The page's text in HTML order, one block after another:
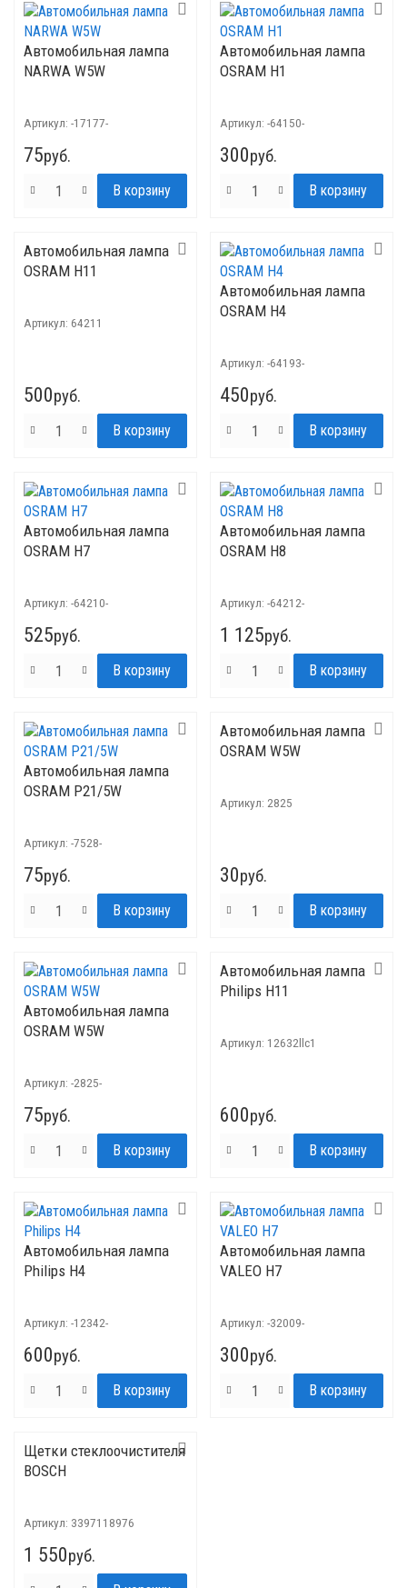
Автомобильная лампа
NARWA W5W
Артикул: -17177-
75руб.
Автомобильная лампа
OSRAM H1
Артикул: -64150-
300руб.
Автомобильная лампа
OSRAM H11
Артикул: 64211
500руб.
Автомобильная лампа
OSRAM H4
Артикул: -64193-
450руб.
Автомобильная лампа
OSRAM H7
Артикул: -64210-
525руб.
Автомобильная лампа
OSRAM H8
Артикул: -64212-
1 125руб.
Автомобильная лампа
OSRAM P21/5W
Артикул: -7528-
75руб.
Автомобильная лампа
OSRAM W5W
Артикул: 2825
30руб.
Автомобильная лампа
OSRAM W5W
Артикул: -2825-
75руб.
Автомобильная лампа
Philips H11
Артикул: 12632llc1
600руб.
Автомобильная лампа
Philips H4
Артикул: -12342-
600руб.
Автомобильная лампа
VALEO H7
Артикул: -32009-
300руб.
Щетки стеклоочистителя
BOSCH
Артикул: 3397118976
1 550руб.